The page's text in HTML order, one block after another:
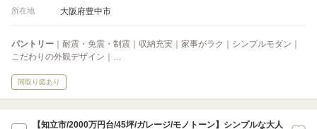
所在地 大阪府豊中市
パントリー ｜耐震・免震・制震｜収納充実｜家事がラク｜シンプルモダン｜
こだわりの外観デザイン｜…
間取り図あり
【知立市/2000万円台/45坪/ガレージ/モノトーン】シンプルな大人